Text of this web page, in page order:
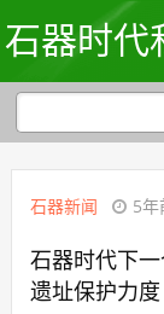
石器时代
石器新闻 5年
石器时代下
遗址保护力度